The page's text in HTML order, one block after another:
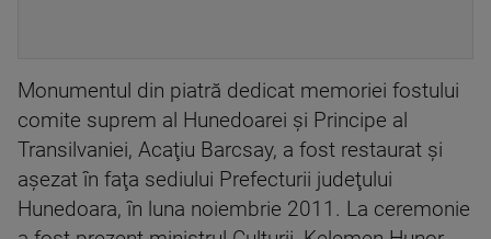
Monumentul din piatră dedicat memoriei fostului
comite suprem al Hunedoarei şi Principe al
Transilvaniei, Acaţiu Barcsay, a fost restaurat şi
aşezat în faţa sediului Prefecturii judeţului
Hunedoara, în luna noiembrie 2011. La ceremonie